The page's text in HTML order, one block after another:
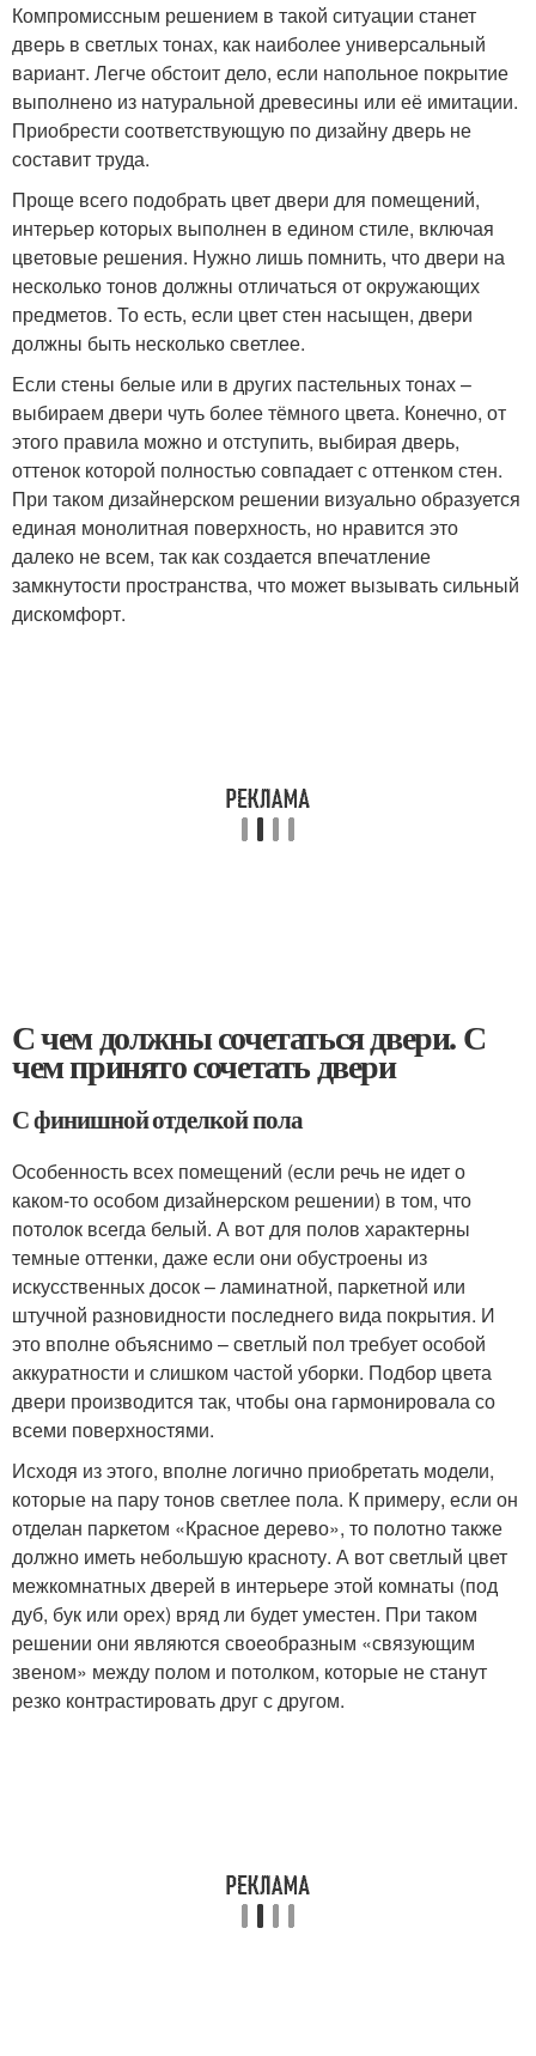
Компромиссным решением в такой ситуации станет
дверь в светлых тонах, как наиболее универсальный
вариант. Легче обстоит дело, если напольное покрытие
выполнено из натуральной древесины или её имитации.
Приобрести соответствующую по дизайну дверь не
составит труда.
Проще всего подобрать цвет двери для помещений,
интерьер которых выполнен в едином стиле, включая
цветовые решения. Нужно лишь помнить, что двери на
несколько тонов должны отличаться от окружающих
предметов. То есть, если цвет стен насыщен, двери
должны быть несколько светлее.
Если стены белые или в других пастельных тонах –
выбираем двери чуть более тёмного цвета. Конечно, от
этого правила можно и отступить, выбирая дверь,
оттенок которой полностью совпадает с оттенком стен.
При таком дизайнерском решении визуально образуется
единая монолитная поверхность, но нравится это
далеко не всем, так как создается впечатление
замкнутости пространства, что может вызывать сильный
дискомфорт.
С чем должны сочетаться двери. С
чем принято сочетать двери
С финишной отделкой пола
Особенность всех помещений (если речь не идет о
каком-то особом дизайнерском решении) в том, что
потолок всегда белый. А вот для полов характерны
темные оттенки, даже если они обустроены из
искусственных досок – ламинатной, паркетной или
штучной разновидности последнего вида покрытия. И
это вполне объяснимо – светлый пол требует особой
аккуратности и слишком частой уборки. Подбор цвета
двери производится так, чтобы она гармонировала со
всеми поверхностями.
Исходя из этого, вполне логично приобретать модели,
которые на пару тонов светлее пола. К примеру, если он
отделан паркетом «Красное дерево», то полотно также
должно иметь небольшую красноту. А вот светлый цвет
межкомнатных дверей в интерьере этой комнаты (под
дуб, бук или орех) вряд ли будет уместен. При таком
решении они являются своеобразным «связующим
звеном» между полом и потолком, которые не станут
резко контрастировать друг с другом.